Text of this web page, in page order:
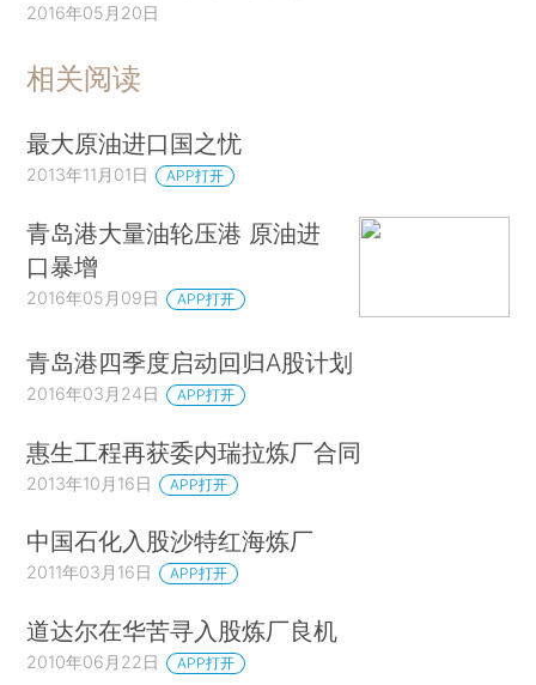
2016年05月20日
相关阅读
最大原油进口国之忧
2013年11月01日 APP打开
青岛港大量油轮压港 原油进
口暴增
2016年05月09日 APP打开
青岛港四季度启动回归A股计划
2016年03月24日 APP打开
惠生工程再获委内瑞拉炼厂合同
2013年10月16日 APP打开
中国石化入股沙特红海炼厂
2011年03月16日 APP打开
道达尔在华苦寻入股炼厂良机
2010年06月22日 APP打开